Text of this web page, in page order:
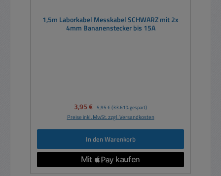
1,5m Laborkabel Messkabel SCHWARZ mit 2x
4mm Bananenstecker bis 15A
Verkaufspreis:
3,95 € Regulärer Preis:
5,95 € (33.61% gespart)
Preise inkl. MwSt. zzgl. Versandkosten
In den Warenkorb